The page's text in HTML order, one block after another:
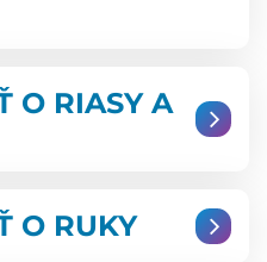
O RIASY A
O RUKY